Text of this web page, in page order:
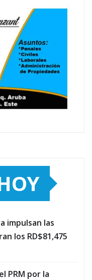
impulsan las
los RD$81,475
PRM por la